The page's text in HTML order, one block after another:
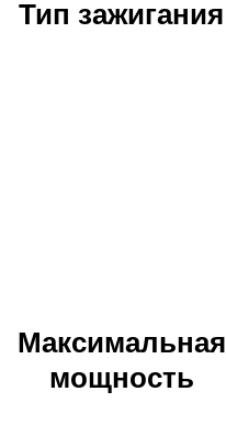
Тип зажигания
Максимальная
мощность